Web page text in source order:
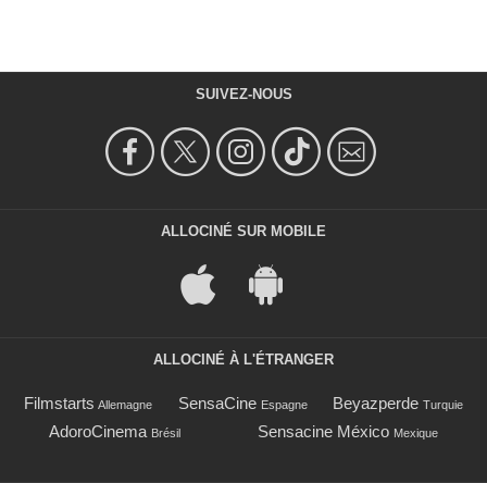
SUIVEZ-NOUS
ALLOCINÉ SUR MOBILE
ALLOCINÉ À L'ÉTRANGER
Filmstarts Allemagne SensaCine Espagne Beyazperde Turquie
AdoroCinema Brésil Sensacine México Mexique